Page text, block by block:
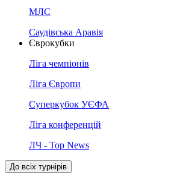
МЛС
Саудівська Аравія
Єврокубки
Ліга чемпіонів
Ліга Європи
Суперкубок УЄФА
Ліга конференцій
ЛЧ - Top News
До всіх турнірів